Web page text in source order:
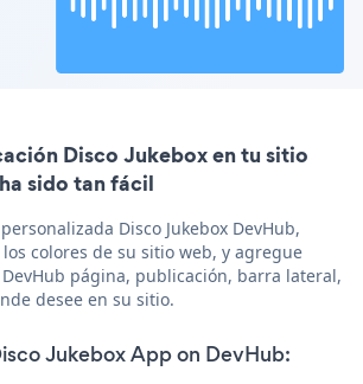
Disco Jukebox en tu sitio
sido tan fácil
Disco Jukebox DevHub,
colores de su sitio web, y agregue
DevHub página, publicación, barra lateral,
desee en su sitio.
Jukebox App on DevHub: